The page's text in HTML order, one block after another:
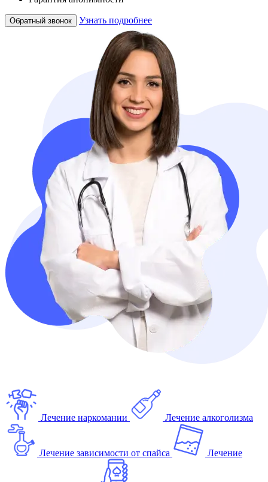
Обратный звонок Узнать подробнее
Лечение наркомании Лечение алкоголизма
Лечение зависимости от спайса Лечение